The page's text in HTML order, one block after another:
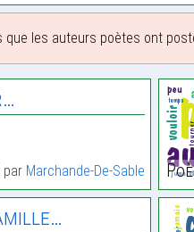
que les auteurs poètes ont
par Marchande-De-Sable